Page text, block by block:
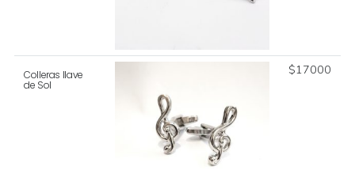
Colleras llave
de Sol
$17000